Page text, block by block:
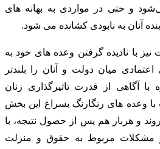
و حتی در مواردی به بهانه های
آنان به نابودی کشانده می شود.
با نادیده گرفتن وعده های خود به
میان دولت و آنان را بلندتر
با آگاهی از قدرت تاثیرگذاری زنان
وعده های رنگارنگ بسراغ این بخش
و هربار هم پس از حصول نتیجه، با
مشکلات مربوط به حقوق و منزلت